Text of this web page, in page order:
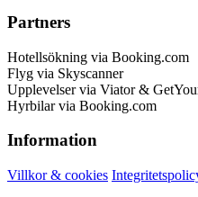
Partners
Hotellsökning via Booking.com
Flyg via Skyscanner
Upplevelser via Viator &
Hyrbilar via Booking.com
Information
Villkor & cookies